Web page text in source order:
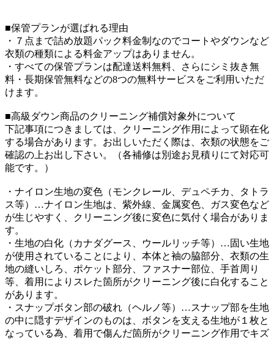
■保管プランが選ばれる理由
・７点まで詰め放題パック料金制なのでコートやダウンなど
衣類の種類による料金アップはありません。
・すべての保管プランは配達送料無料、さらにシミ抜き無
料・長期保管無料などの8つの無料サービスをご利用いただ
けます。
■高級ダウン商品のクリーニング補償対象外について
下記事項につきましては、クリーニング作用によって顕在化
する場合があります。お出しいただく際は、衣類の状態をご
確認の上お出し下さい。（各補修は別途お見積りにて対応可
能です。）
・ナイロン生地の変色（モンクレール、デュペチカ、タトラ
ス等）…ナイロン生地は、紫外線、金属変色、ガス変色など
が生じやすく、クリーニング後に変色に気付く場合がありま
す。
・生地の白化（カナダグース、ウールリッチ等）…固い生地
が使用されていることにより、本体と袖の脇部分、衣類の生
地の縫いしろ、ポケット部分、ファスナー部位、手首周り
等、着用によりスレた箇所がクリーニング後に白化すること
があります。
・スナップボタン部の破れ（ヘルノ等）…スナップ部を生地
の中に隠すデザインのものは、ボタンを支える生地が１枚と
なっている為、着用で傷んだ箇所がクリーニング作用でキズ